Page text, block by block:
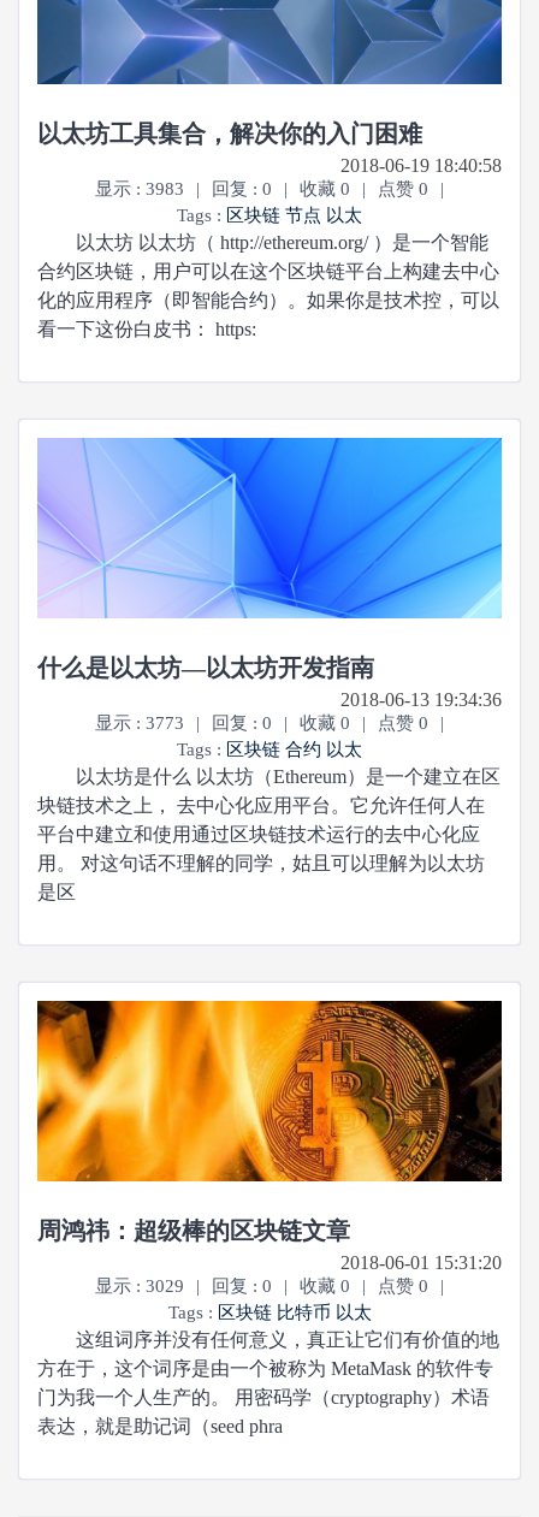
以太坊工具集合，解决你的入门困难
2018-06-19 18:40:58
显示 : 3983 | 回复 : 0 | 收藏 0 | 点赞 0
|
Tags : 区块链 节点 以太
以太坊 以太坊（ http://ethereum.org/ ）是一个智能
合约区块链，用户可以在这个区块链平台上构建去中心
化的应用程序（即智能合约）。如果你是技术控，可以
看一下这份白皮书： https:
什么是以太坊—以太坊开发指南
2018-06-13 19:34:36
显示 : 3773 | 回复 : 0 | 收藏 0 | 点赞 0
|
Tags : 区块链 合约 以太
以太坊是什么 以太坊（Ethereum）是一个建立在区
块链技术之上， 去中心化应用平台。它允许任何人在
平台中建立和使用通过区块链技术运行的去中心化应
用。 对这句话不理解的同学，姑且可以理解为以太坊
是区
周鸿祎：超级棒的区块链文章
2018-06-01 15:31:20
显示 : 3029 | 回复 : 0 | 收藏 0 | 点赞 0
|
Tags : 区块链 比特币 以太
这组词序并没有任何意义，真正让它们有价值的地
方在于，这个词序是由一个被称为 MetaMask 的软件专
门为我一个人生产的。 用密码学（cryptography）术语
表达，就是助记词（seed phra